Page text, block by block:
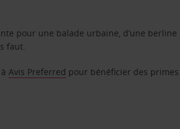
pour une balade urbaine, d’une berline
faut.
àAvis Preferred pour bénéficier des